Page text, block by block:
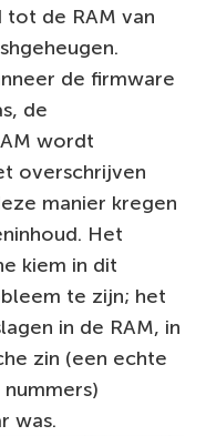
tot de RAM van
de firmware
de
wordt
overschrijven
manier kregen
Het
kiem in dit
te zijn; het
in de RAM, in
zin (een echte
was.